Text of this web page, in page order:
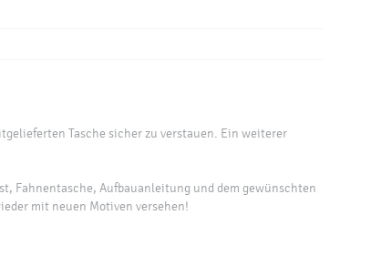
Tasche sicher zu verstauen. Ein weiterer
Fahnentasche, Aufbauanleitung und dem gewünschten
mit neuen Motiven versehen!